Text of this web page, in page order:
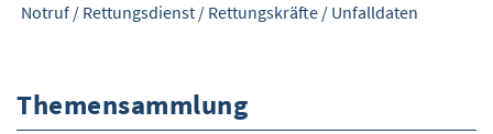
Notruf / Rettungsdienst / Rettungskräfte / Unfalldaten
Themensammlung